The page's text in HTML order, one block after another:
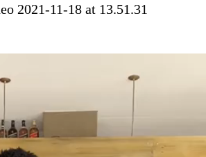
2021-11-18 at 13.51.31